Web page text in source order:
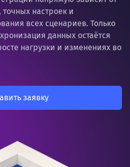
настроек и
всех сценариев. Только
данных остаётся
нагрузки и изменениях во
заявку